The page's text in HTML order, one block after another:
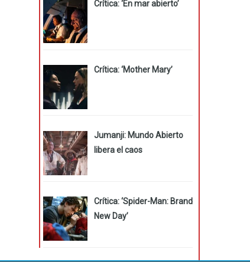
Crítica: ‘En mar abierto’
Crítica: ‘Mother Mary’
Jumanji: Mundo Abierto
libera el caos
Crítica: ‘Spider-Man: Brand
New Day’